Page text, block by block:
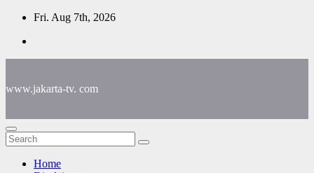
Skip
content
Fri. Aug 7th, 2026
www.jakarta-tv. com
Home